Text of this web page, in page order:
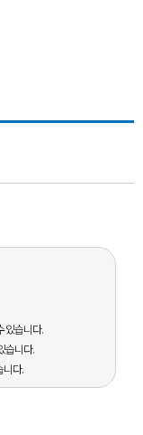
있습니다.
습니다.
니다.